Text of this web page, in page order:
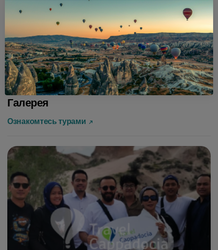
агентств Турции №
Галерея
Ознакомтесь турами